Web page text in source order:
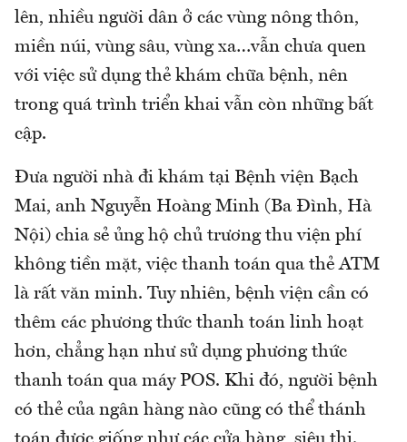
lên, nhiều người dân ở các vùng nông thôn,
miền núi, vùng sâu, vùng xa…vẫn chưa quen
với việc sử dụng thẻ khám chữa bệnh, nên
trong quá trình triển khai vẫn còn những bất
cập.
Đưa người nhà đi khám tại Bệnh viện Bạch
Mai, anh Nguyễn Hoàng Minh (Ba Đình, Hà
Nội) chia sẻ ủng hộ chủ trương thu viện phí
không tiền mặt, việc thanh toán qua thẻ ATM
là rất văn minh. Tuy nhiên, bệnh viện cần có
thêm các phương thức thanh toán linh hoạt
hơn, chẳng hạn như sử dụng phương thức
thanh toán qua máy POS. Khi đó, người bệnh
có thẻ của ngân hàng nào cũng có thể thánh